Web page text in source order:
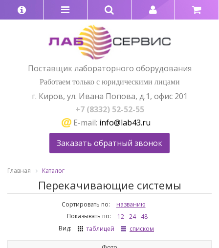
Поставщик лабораторного оборудования
Работаем только с юридическими лицами
г. Киров, ул. Ивана Попова, д.1, офис 201
+7 (8332) 52-52-55
E-mail: info@lab43.ru
Заказать обратный звонок
Главная Каталог
Перекачивающие системы
Сортировать по:
названию
Показывать по:
12 24
48
Вид:
таблицей списком